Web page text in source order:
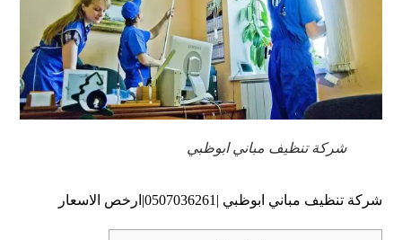
شركة تنظيف مباني ابوظبي
شركة تنظيف مباني ابوظبي |0507036261|ارخص الاسعار